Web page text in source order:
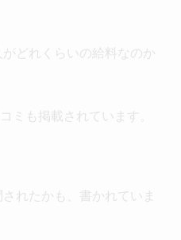
どれくらいの給料なのか
ミも掲載されています。
れたかも、書かれていま